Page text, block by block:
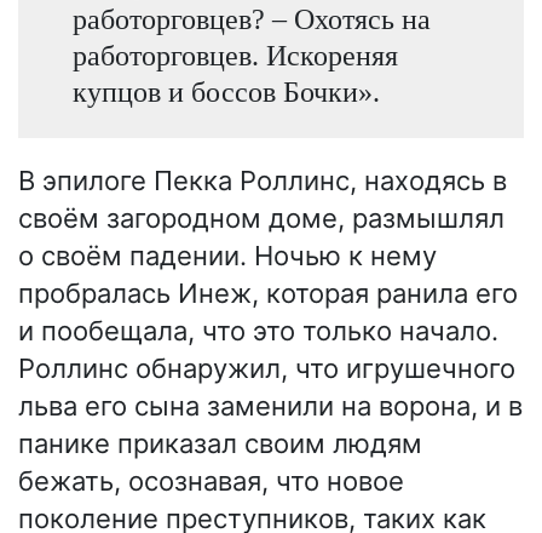
работорговцев? – Охотясь на
работорговцев. Искореняя
купцов и боссов Бочки».
В эпилоге Пекка Роллинс, находясь в
своём загородном доме, размышлял
о своём падении. Ночью к нему
пробралась Инеж, которая ранила его
и пообещала, что это только начало.
Роллинс обнаружил, что игрушечного
льва его сына заменили на ворона, и в
панике приказал своим людям
бежать, осознавая, что новое
поколение преступников, таких как